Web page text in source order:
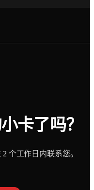
卡了吗？
个工作日内联系您。